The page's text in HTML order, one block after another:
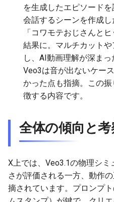
2026-05-10
2026-05-09
2026-05-08
2026-05-07
2026-05-06
2026-05-05
2026-05-04
2026-05-03
を生成したエピソード
会話するシーンを作成
「コワモテおじさんと
結果に。マルチカット
し、AI動画理解が深ま
Veo3は音が出ないケー
かった点も指摘。この
徴する内容です。
全体の傾向と考
X上では、Veo3.1の物理シ
さが評価される一方、動作
摘されています。プロンプ